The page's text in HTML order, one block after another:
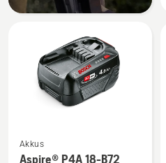
Mehr
Akkus
Aspire® P4A 18-B72